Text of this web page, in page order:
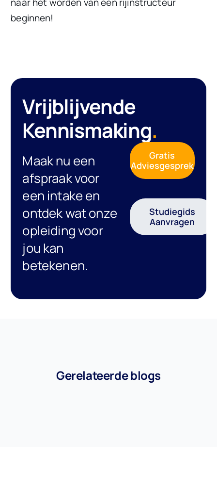
beginnen!
Vrijblijvende
Kennismaking.
Maak nu een
afspraak voor
een intake en
ontdek wat onze
opleiding voor
jou kan
betekenen.
Gratis
Adviesgesprek
Studiegids
Aanvragen
Gerelateerde blogs